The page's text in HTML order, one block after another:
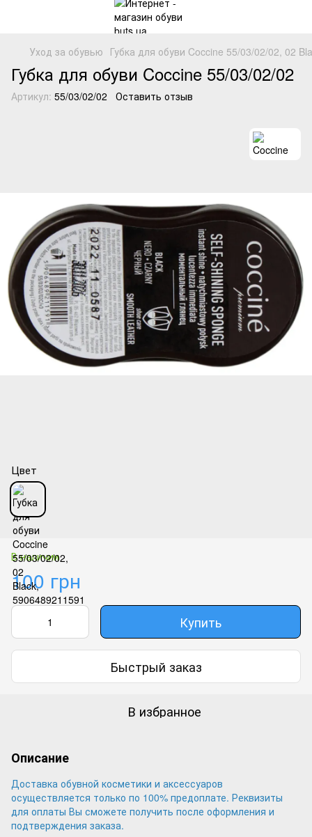
Уход за обувью Губка для обуви Coccine 55/03/02/02, 02
Губка для обуви Coccine 55/03/02/02
Артикул: 55/03/02/02 Оставить отзыв
Цвет
В наличии
100 грн
Купить
Быстрый заказ
В избранное
Описание
Доставка обувной косметики и аксессуаров
осуществляется только по 100% предоплате. Реквизиты
для оплаты Вы сможете получить после оформления и
подтверждения заказа.